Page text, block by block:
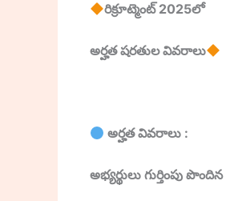
రిక్రూట్మెంట్ 2025లో
అర్హత షరతుల వివరాలు
అర్హత వివరాలు :
అభ్యర్థులు గుర్తింపు పొందిన